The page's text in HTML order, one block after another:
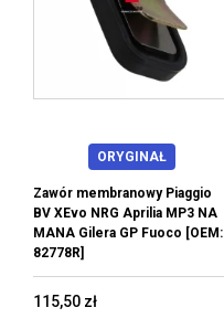
ORYGINAŁ
Zawór membranowy Piaggio
BV XEvo NRG Aprilia MP3 NA
MANA Gilera GP Fuoco [OEM:
82778R]
115,50 zł